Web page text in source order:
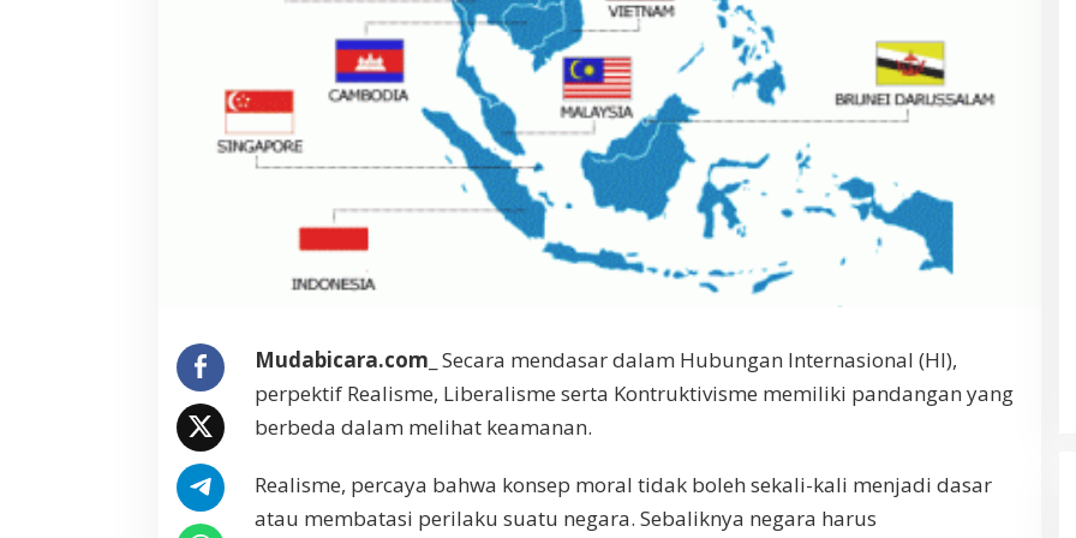
u
n
g
a
n
e
o
n
a
S
Mudabicara.com _ Secara mendasar dalam Hubungan Internasional (HI),
perpektif Realisme, Liberalisme serta Kontruktivisme memiliki pandangan yang
berbeda dalam melihat keamanan.
Realisme, percaya bahwa konsep moral tidak boleh sekali-kali menjadi dasar
atau membatasi perilaku suatu negara. Sebaliknya negara harus